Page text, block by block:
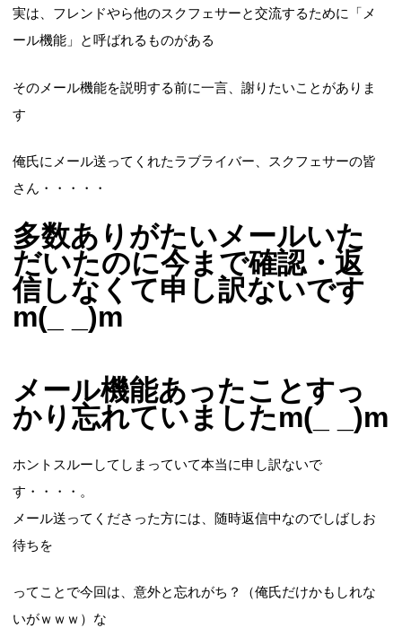
実は、フレンドやら他のスクフェサーと交流するために「メ
ール機能」と呼ばれるものがある
そのメール機能を説明する前に一言、謝りたいことがありま
す
俺氏にメール送ってくれたラブライバー、スクフェサーの皆
さん・・・・・
多数ありがたいメールいた
だいたのに今まで確認・返
信しなくて申し訳ないです
m(_ _)m
メール機能あったことすっ
かり忘れていましたm(_ _)m
ホントスルーしてしまっていて本当に申し訳ないで
す・・・・。
メール送ってくださった方には、随時返信中なのでしばしお
待ちを
ってことで今回は、意外と忘れがち？（俺氏だけかもしれな
いがｗｗｗ）な